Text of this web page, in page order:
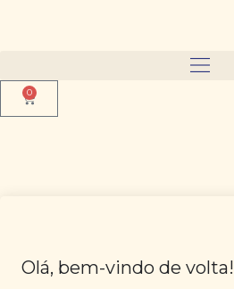
0
Olá, bem-vindo de volta!